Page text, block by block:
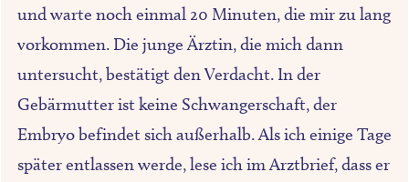
und warte noch einmal 20 Minuten, die mir zu lang
vorkommen. Die junge Ärztin, die mich dann
untersucht, bestätigt den Verdacht. In der
Gebärmutter ist keine Schwangerschaft, der
Embryo befindet sich außerhalb. Als ich einige Tage
später entlassen werde, lese ich im Arztbrief, dass er